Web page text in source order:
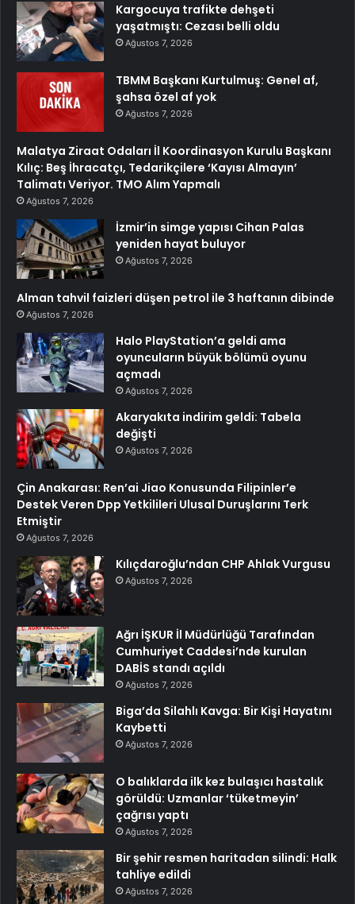
Kargocuya trafikte dehşeti
yaşatmıştı: Cezası belli oldu
Ağustos 7, 2026
TBMM Başkanı Kurtulmuş: Genel af,
şahsa özel af yok
Ağustos 7, 2026
Malatya Ziraat Odaları İl Koordinasyon Kurulu Başkanı
Kılıç: Beş İhracatçı, Tedarikçilere ‘Kayısı Almayın’
Talimatı Veriyor. TMO Alım Yapmalı
Ağustos 7, 2026
İzmir’in simge yapısı Cihan Palas
yeniden hayat buluyor
Ağustos 7, 2026
Alman tahvil faizleri düşen petrol ile 3 haftanın dibinde
Ağustos 7, 2026
Halo PlayStation’a geldi ama
oyuncuların büyük bölümü oyunu
açmadı
Ağustos 7, 2026
Akaryakıta indirim geldi: Tabela
değişti
Ağustos 7, 2026
Çin Anakarası: Ren’ai Jiao Konusunda Filipinler’e
Destek Veren Dpp Yetkilileri Ulusal Duruşlarını Terk
Etmiştir
Ağustos 7, 2026
Kılıçdaroğlu’ndan CHP Ahlak Vurgusu
Ağustos 7, 2026
Ağrı İŞKUR İl Müdürlüğü Tarafından
Cumhuriyet Caddesi’nde kurulan
DABİS standı açıldı
Ağustos 7, 2026
Biga’da Silahlı Kavga: Bir Kişi Hayatını
Kaybetti
Ağustos 7, 2026
O balıklarda ilk kez bulaşıcı hastalık
görüldü: Uzmanlar ‘tüketmeyin’
çağrısı yaptı
Ağustos 7, 2026
Bir şehir resmen haritadan silindi: Halk
tahliye edildi
Ağustos 7, 2026